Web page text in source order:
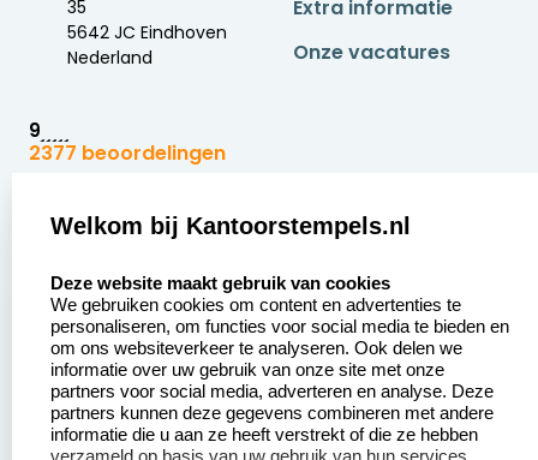
35
5642 JC Eindhoven
Nederland
9
2377 beoordelingen
Extra informatie
Onze vacatures
Zakelijk:
Aanvraag op maat
Betaling &
Verzending
Wederverkoper
worden
Sale
Klantenservice:
Contact opnemen
Veel gestelde vragen
Retourneren
Herroepingsrecht
Welkom bij Kantoorstempels.nl
Deze website maakt gebruik van cookies
We gebruiken cookies om content en advertenties te
personaliseren, om functies voor social media te bieden en
om ons websiteverkeer te analyseren. Ook delen we
informatie over uw gebruik van onze site met onze
partners voor social media, adverteren en analyse. Deze
partners kunnen deze gegevens combineren met andere
informatie die u aan ze heeft verstrekt of die ze hebben
verzameld op basis van uw gebruik van hun services.